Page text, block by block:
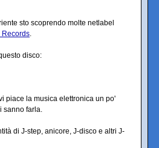
sto scoprendo molte netlabel
Records.
disco:
piace la musica elettronica un po'
sanno farla.
di J-step, anicore, J-disco e altri J-